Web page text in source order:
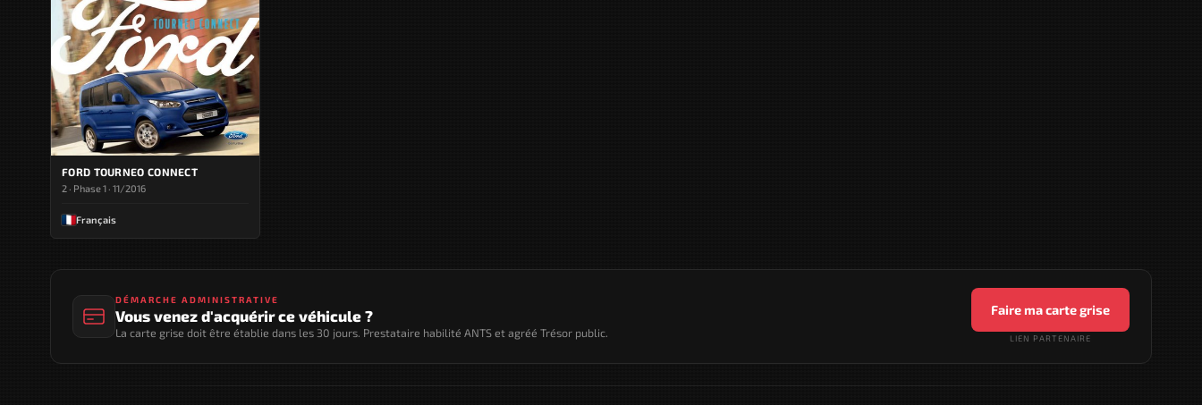
FORD TOURNEO CONNECT
2 · Phase 1 · 11/2016
Français
DÉMARCHE ADMINISTRATIVE
Vous venez d'acquérir ce véhicule ?
La carte grise doit être établie dans les 30 jours. Prestataire habilité ANTS et agréé Trésor public.
Faire ma carte grise
LIEN PARTENAIRE